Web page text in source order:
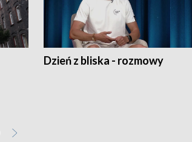
Dzień z bliska - rozmowy